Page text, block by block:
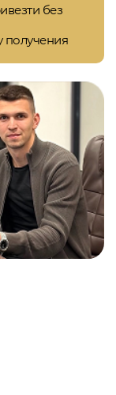
без
получения